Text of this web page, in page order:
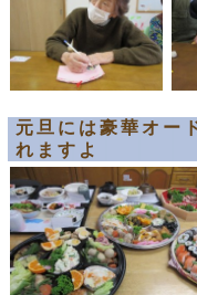
元旦には豪華オー
れますよ